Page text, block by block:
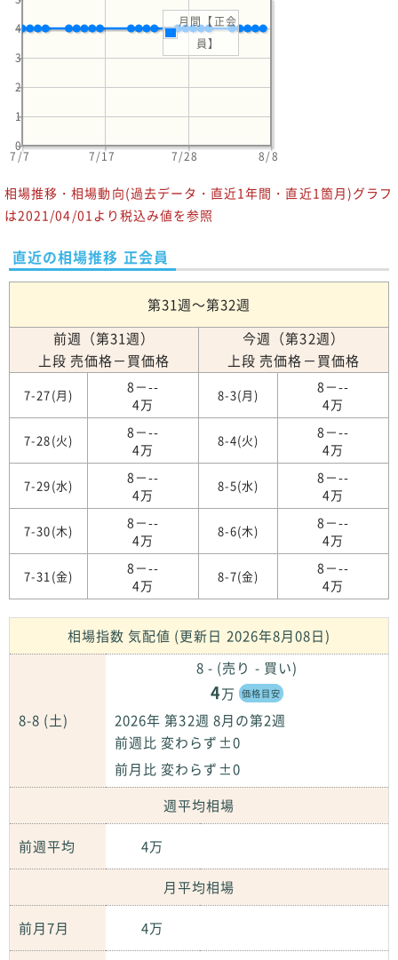
7/7 7/17 7/28 8/8
0
1
2
3
4
月間【正会
員】
相場推移・相場動向(過去データ・直近1年間・直近1箇月)グラフ
は2021/04/01より税込み値を参照
直近の相場推移 正会員
第31週～第32週
前週（第31週）
上段 売価格－買価格
今週（第32週）
上段 売価格－買価格
7-27(月)
8－--
4万
7-28(火)
8－--
4万
7-29(水)
8－--
4万
7-30(木)
8－--
4万
7-31(金)
8－--
4万
8-3(月)
8－--
4万
8-4(火)
8－--
4万
8-5(水)
8－--
4万
8-6(木)
8－--
4万
8-7(金)
8－--
4万
相場指数 気配値 (更新日 2026年8月08日)
8-8 (土)
8 - (売り - 買い)
4万 価格目安
2026年 第32週 8月の第2週
前週比 変わらず±0
前月比 変わらず±0
週平均相場
前週平均 4万
月平均相場
前月7月 4万